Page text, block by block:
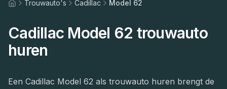
HomeTrouwauto's Cadillac Model 62
Cadillac Model 62 trouwauto
huren
Een Cadillac Model 62 als trouwauto huren brengt de